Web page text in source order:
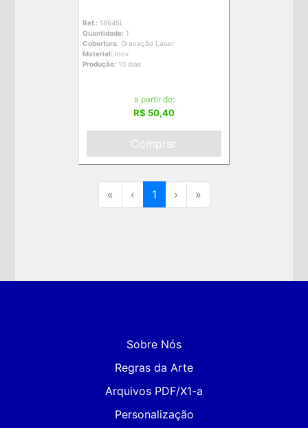
Ref.: 18645L
Quantidade: 1
Cobertura: Gravação Laser
Material: Inox
Produção: 10 dias
a partir de:
R$ 50,40
Comprar
« ‹ 1 › »
Sobre Nós
Regras da Arte
Arquivos PDF/X1-a
Personalização